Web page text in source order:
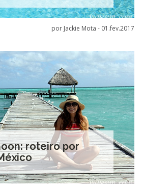
por Jackie Mota - 01.fev.2017
roteiro por